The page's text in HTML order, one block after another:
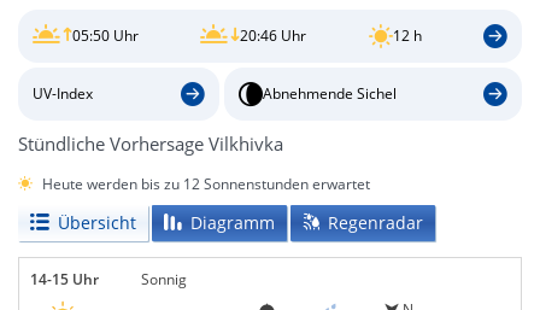
05:50 Uhr 20:46 Uhr 12 h
UV-Index Abnehmende Sichel
Stündliche Vorhersage Vilkhivka
Heute werden bis zu 12 Sonnenstunden erwartet
Übersicht Diagramm Regenradar
14-15 Uhr Sonnig